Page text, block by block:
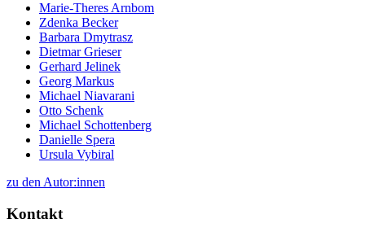
Marie-Theres Arnbom
Zdenka Becker
Barbara Dmytrasz
Dietmar Grieser
Gerhard Jelinek
Georg Markus
Michael Niavarani
Otto Schenk
Michael Schottenberg
Danielle Spera
Ursula Vybiral
zu den Autor:innen
Kontakt